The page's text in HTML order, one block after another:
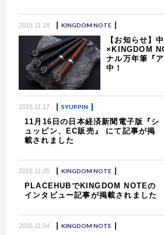
2015.11.18 KINGDOM NOTE
【お知らせ】
×KINGDOM
ナル万年筆『
中！
2015.11.17 SYUPPIN
11月16日の日本経済新聞電子版『シ
ュッピン、EC販売』 にて記事が掲
載されました
2015.11.05 KINGDOM NOTE
PLACEHUBでKINGDOM NOTEの
インタビュー記事が掲載されました
2015.11.04 KINGDOM NOTE